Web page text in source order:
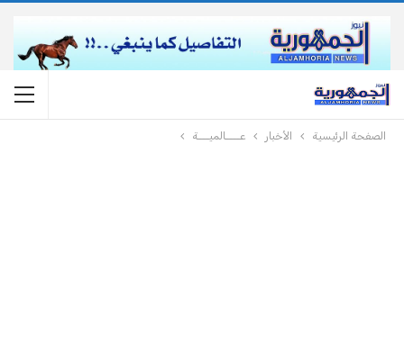
الصفحة الرئيسية الأخبار عــــالميـــة